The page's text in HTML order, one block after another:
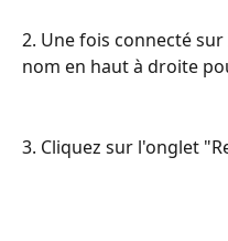
2. Une fois connecté
nom en haut à droite
3. Cliquez sur l'onglet